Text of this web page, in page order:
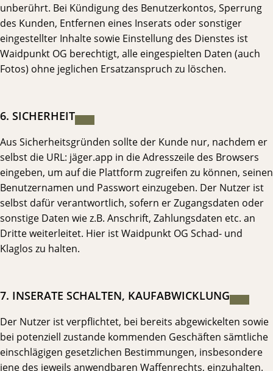
unberührt. Bei Kündigung des Benutzerkontos, Sperrung
des Kunden, Entfernen eines Inserats oder sonstiger
eingestellter Inhalte sowie Einstellung des Dienstes ist
Waidpunkt OG berechtigt, alle eingespielten Daten (auch
Fotos) ohne jeglichen Ersatzanspruch zu löschen.
6. SICHERHEIT
Aus Sicherheitsgründen sollte der Kunde nur, nachdem er
selbst die URL: jäger.app in die Adresszeile des Browsers
eingeben, um auf die Plattform zugreifen zu können, seinen
Benutzernamen und Passwort einzugeben. Der Nutzer ist
selbst dafür verantwortlich, sofern er Zugangsdaten oder
sonstige Daten wie z.B. Anschrift, Zahlungsdaten etc. an
Dritte weiterleitet. Hier ist Waidpunkt OG Schad- und
Klaglos zu halten.
7. INSERATE SCHALTEN, KAUFABWICKLUNG
Der Nutzer ist verpflichtet, bei bereits abgewickelten sowie
bei potenziell zustande kommenden Geschäften sämtliche
einschlägigen gesetzlichen Bestimmungen, insbesondere
jene des jeweils anwendbaren Waffenrechts, einzuhalten.